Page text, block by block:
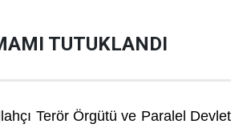
TUTUKLANDI
Terör Örgütü ve Paralel Devlet